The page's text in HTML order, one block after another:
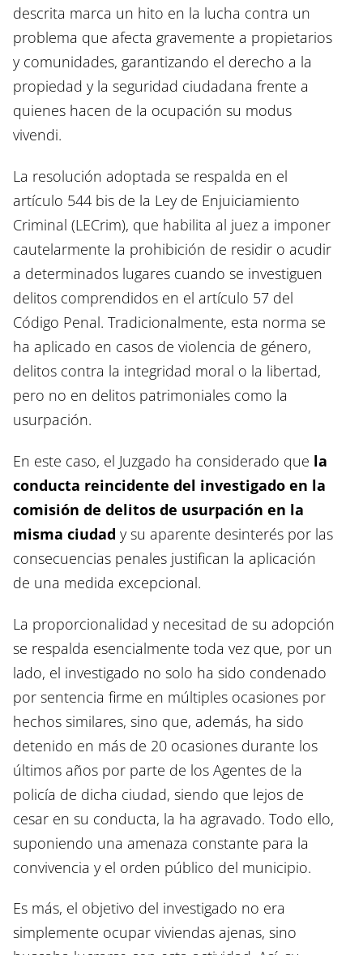
descrita marca un hito en la lucha contra un
problema que afecta gravemente a propietarios
y comunidades, garantizando el derecho a la
propiedad y la seguridad ciudadana frente a
quienes hacen de la ocupación su modus
vivendi.
La resolución adoptada se respalda en el
artículo 544 bis de la Ley de Enjuiciamiento
Criminal (LECrim), que habilita al juez a imponer
cautelarmente la prohibición de residir o acudir
a determinados lugares cuando se investiguen
delitos comprendidos en el artículo 57 del
Código Penal. Tradicionalmente, esta norma se
ha aplicado en casos de violencia de género,
delitos contra la integridad moral o la libertad,
pero no en delitos patrimoniales como la
usurpación.
En este caso, el Juzgado ha considerado que la
conducta reincidente del investigado en la
comisión de delitos de usurpación en la
misma ciudad y su aparente desinterés por las
consecuencias penales justifican la aplicación
de una medida excepcional.
La proporcionalidad y necesitad de su adopción
se respalda esencialmente toda vez que, por un
lado, el investigado no solo ha sido condenado
por sentencia firme en múltiples ocasiones por
hechos similares, sino que, además, ha sido
detenido en más de 20 ocasiones durante los
últimos años por parte de los Agentes de la
policía de dicha ciudad, siendo que lejos de
cesar en su conducta, la ha agravado. Todo ello,
suponiendo una amenaza constante para la
convivencia y el orden público del municipio.
Es más, el objetivo del investigado no era
simplemente ocupar viviendas ajenas, sino